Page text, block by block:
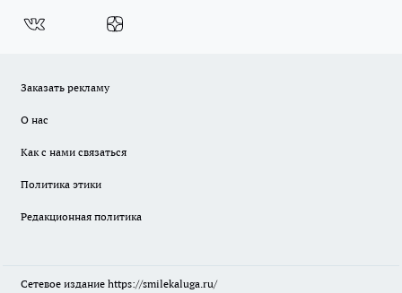
Заказать рекламу
О нас
Как с нами связаться
Политика этики
Редакционная политика
Сетевое издание https://smilekaluga.ru/